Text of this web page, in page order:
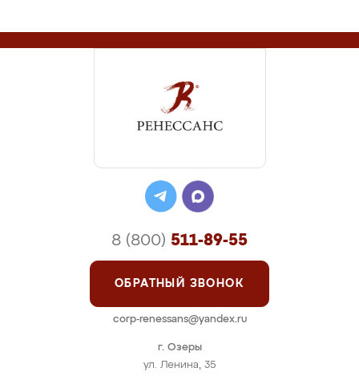
г. Озеры
ул. Ленина, 35
8 (800) 511-89-55
ОБРАТНЫЙ ЗВОНОК
corp-renessans@yandex.ru